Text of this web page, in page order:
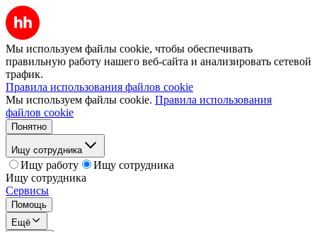
Мы используем файлы cookie, чтобы обеспечивать
правильную работу нашего веб-сайта и анализировать сетевой
трафик.
Правила использования файлов cookie
Мы используем файлы cookie. Правила использования
файлов cookie
Понятно
Ищу сотрудника
Ищу работу
Ищу сотрудника
Ищу сотрудника
Сервисы
Помощь
Ещё